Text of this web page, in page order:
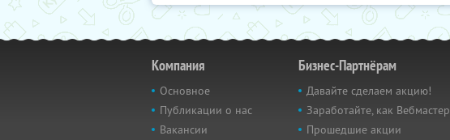
Компания
Основное
Публикации о нас
Вакансии
Бизнес-Партнёрам
Давайте сделаем акцию!
Заработайте, как Вебмастер
Прошедшие акции